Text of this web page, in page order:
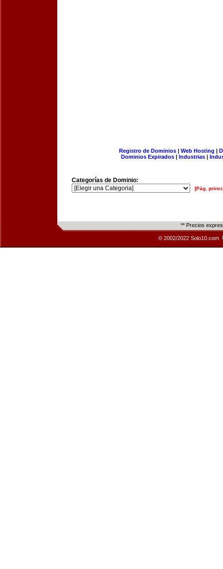
Registro de Dominios| Web Hosting |
Dominios Expirados | Industrias |
Categorías de Dominio:
[Pág.
** Precios
© 2002/2022 Solo10.com